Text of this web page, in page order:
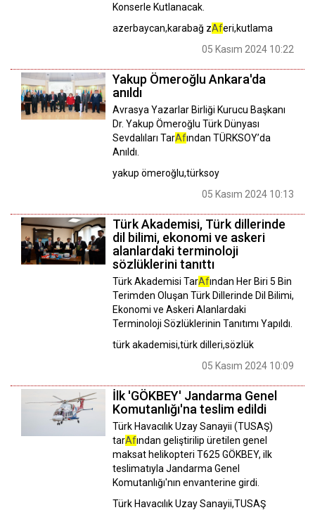
Konserle Kutlanacak.
azerbaycan,karabağ zAferi,kutlama
05 Kasım 2024 10:22
Yakup Ömeroğlu Ankara'da
anıldı
Avrasya Yazarlar Birliği Kurucu Başkanı
Dr. Yakup Ömeroğlu Türk Dünyası
Sevdalıları TarAfından TÜRKSOY’da
Anıldı.
yakup ömeroğlu,türksoy
05 Kasım 2024 10:13
Türk Akademisi, Türk dillerinde
dil bilimi, ekonomi ve askeri
alanlardaki terminoloji
sözlüklerini tanıttı
Türk Akademisi TarAfından Her Biri 5 Bin
Terimden Oluşan Türk Dillerinde Dil Bilimi,
Ekonomi ve Askeri Alanlardaki
Terminoloji Sözlüklerinin Tanıtımı Yapıldı.
türk akademisi,türk dilleri,sözlük
05 Kasım 2024 10:09
İlk 'GÖKBEY' Jandarma Genel
Komutanlığı'na teslim edildi
Türk Havacılık Uzay Sanayii (TUSAŞ)
tarAfından geliştirilip üretilen genel
maksat helikopteri T625 GÖKBEY, ilk
teslimatıyla Jandarma Genel
Komutanlığı'nın envanterine girdi.
Türk Havacılık Uzay Sanayii,TUSAŞ